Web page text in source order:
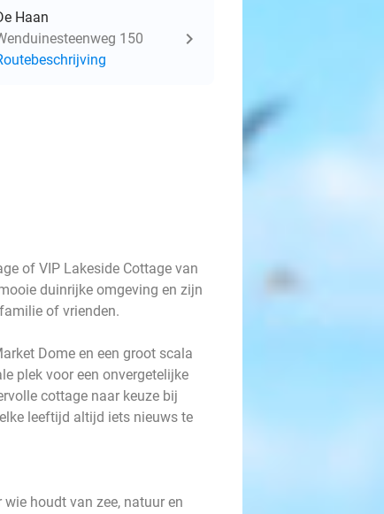
Haan
150
of VIP Lakeside Cottage van
duinrijke omgeving en zijn
of vrienden.
Dome en een groot scala
plek voor een onvergetelijke
cottage naar keuze bij
leeftijd altijd iets nieuws te
houdt van zee, natuur en